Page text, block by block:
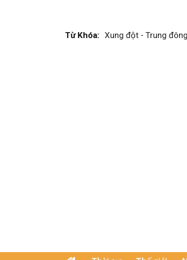
Từ Khóa: Xung đột - Trung đông